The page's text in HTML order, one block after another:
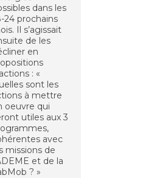
dans les
24 prochains
Il s’agissait
de les
en
: «
sont les
à mettre
oeuvre qui
utiles aux 3
avec
missions de
et de la
? »